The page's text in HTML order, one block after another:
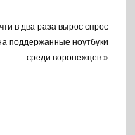
в два раза вырос спрос
поддержанные ноутбуки
среди воронежцев »